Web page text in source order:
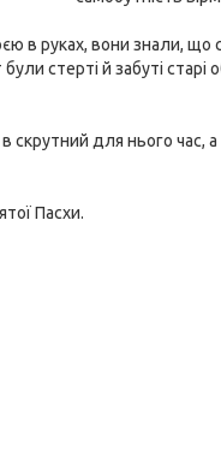
в руках, вони знали,
стерті й забуті
для нього час,
Пасхи.